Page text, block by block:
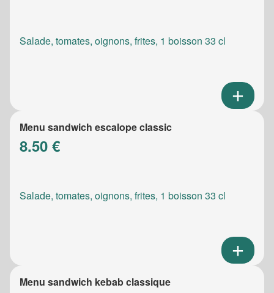
Salade, tomates, oignons, frites, 1 boisson 33 cl
Menu sandwich escalope classic
8.50 €
Salade, tomates, oignons, frites, 1 boisson 33 cl
Menu sandwich kebab classique